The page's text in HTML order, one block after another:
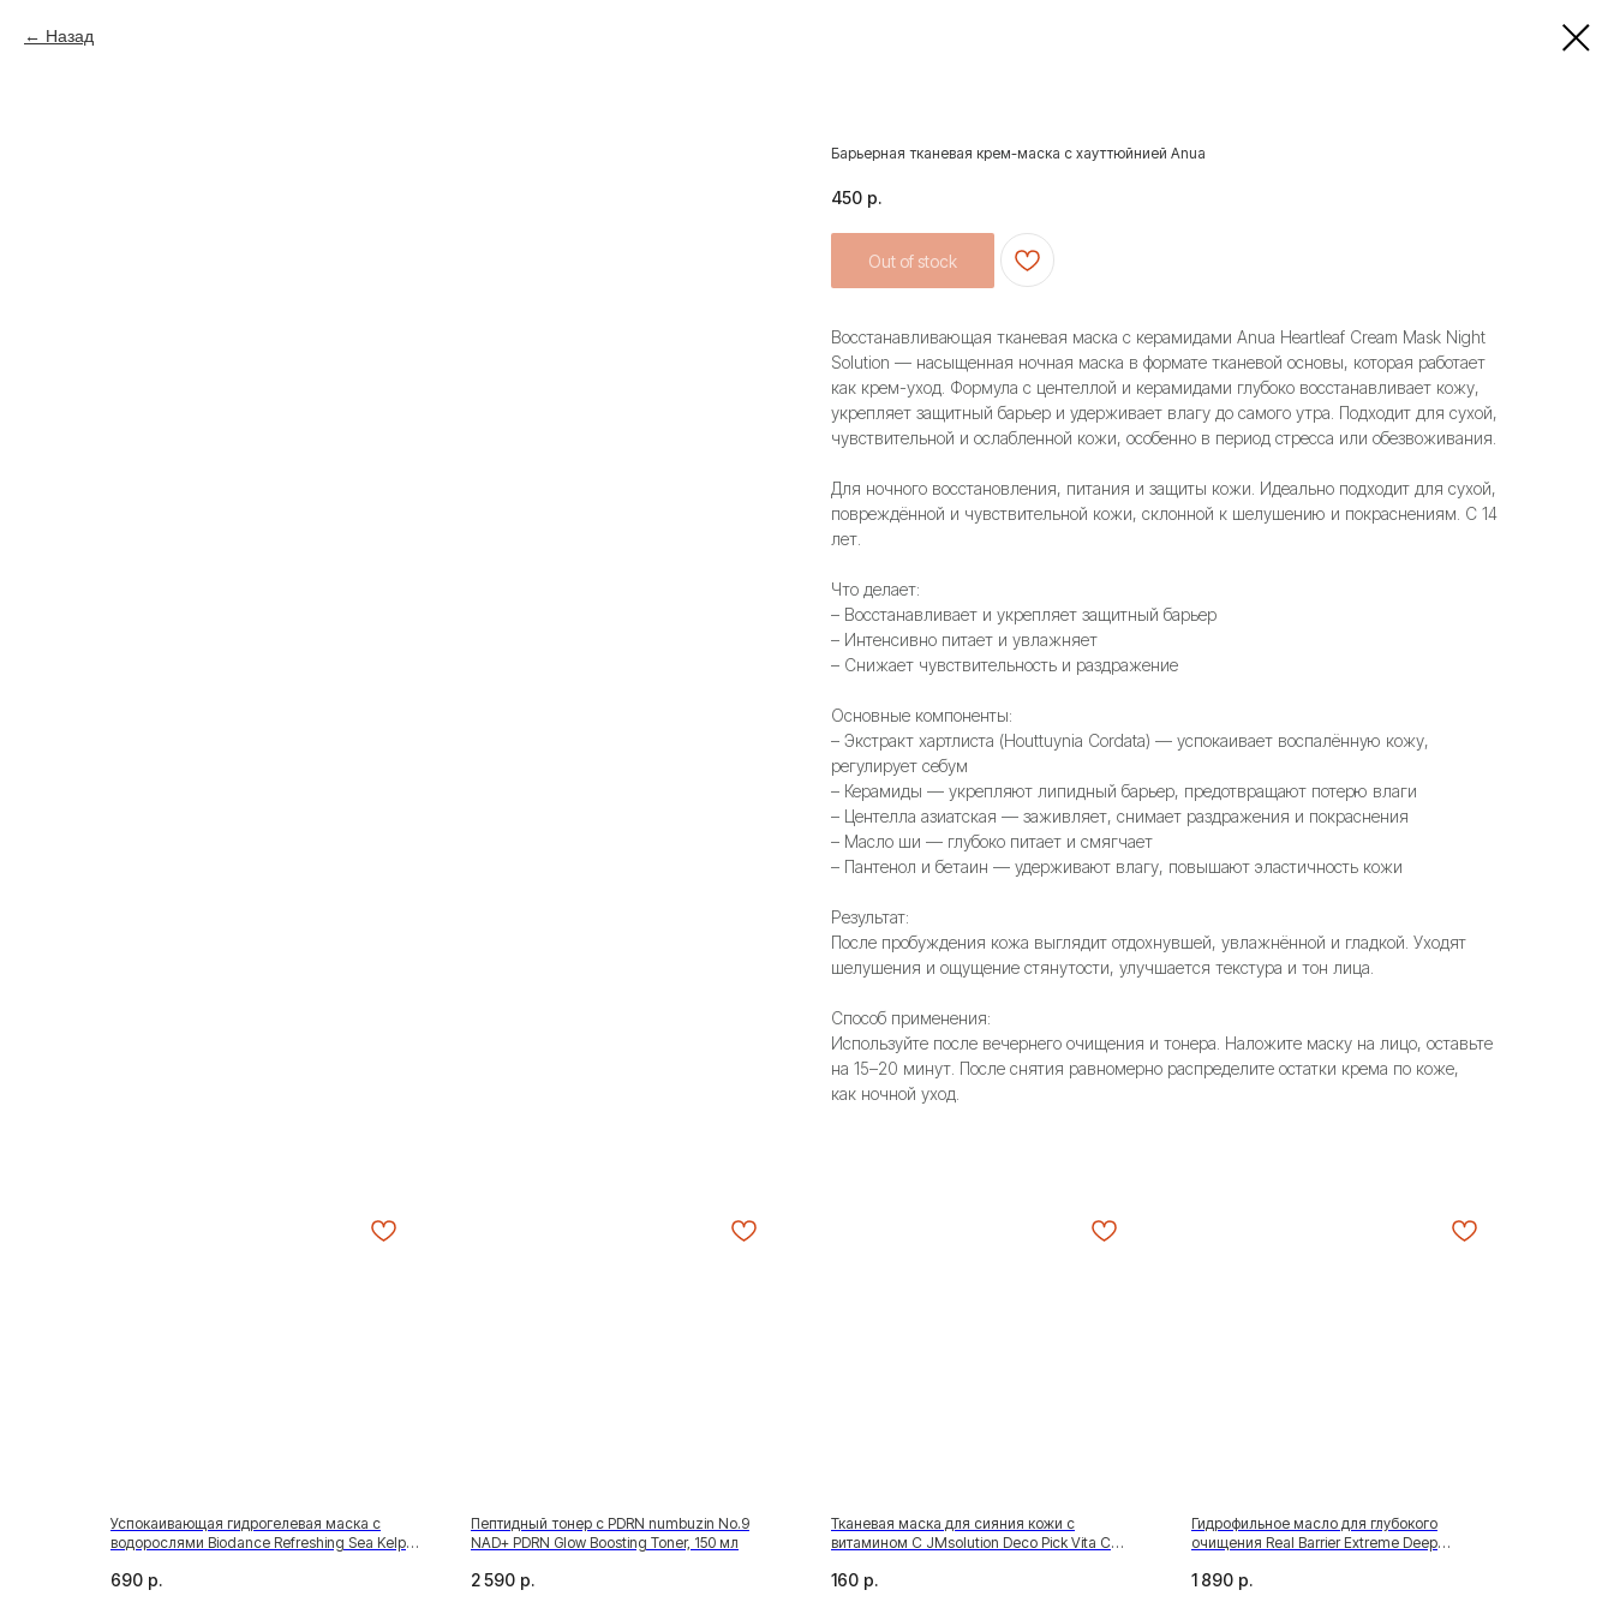
Назад
Барьерная тканевая крем-маска с хауттюйнией Anua
450 р.
Out of stock
Восстанавливающая тканевая маска с керамидами Anua Heartleaf Cream Mask Night
Solution — насыщенная ночная маска в формате тканевой основы, которая работает
как крем-уход. Формула с центеллой и керамидами глубоко восстанавливает кожу,
укрепляет защитный барьер и удерживает влагу до самого утра. Подходит для сухой,
чувствительной и ослабленной кожи, особенно в период стресса или обезвоживания.
Для ночного восстановления, питания и защиты кожи. Идеально подходит для сухой,
повреждённой и чувствительной кожи, склонной к шелушению и покраснениям. С 14
лет.
Что делает:
– Восстанавливает и укрепляет защитный барьер
– Интенсивно питает и увлажняет
– Снижает чувствительность и раздражение
Основные компоненты:
– Экстракт хартлиста (Houttuynia Cordata) — успокаивает воспалённую кожу,
регулирует себум
– Керамиды — укрепляют липидный барьер, предотвращают потерю влаги
– Центелла азиатская — заживляет, снимает раздражения и покраснения
– Масло ши — глубоко питает и смягчает
– Пантенол и бетаин — удерживают влагу, повышают эластичность кожи
Результат:
После пробуждения кожа выглядит отдохнувшей, увлажнённой и гладкой. Уходят
шелушения и ощущение стянутости, улучшается текстура и тон лица.
Способ применения:
Используйте после вечернего очищения и тонера. Наложите маску на лицо, оставьте
на 15–20 минут. После снятия равномерно распределите остатки крема по коже,
как ночной уход.
Успокаивающая гидрогелевая маска с
водорослями Biodance Refreshing Sea Kelp
690 р.
Пептидный тонер с PDRN numbuzin No.9
NAD+ PDRN Glow Boosting Toner, 150 мл
2 590 р.
Тканевая маска для сияния кожи с
витамином С JMsolution Deco Pick Vita C
160 р.
Гидрофильное масло для глубокого
очищения Real Barrier Extreme Deep
1 890 р.